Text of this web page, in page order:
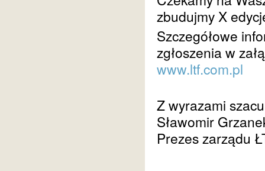
zbudujmy X
Szczegółowe
zgłoszenia w
www.ltf.com.pl
Z wyrazami
Sławomir
Prezes zarządu